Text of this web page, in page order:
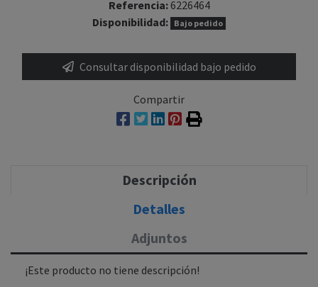
Referencia:6226464
Disponibilidad:
Bajo pedido
Consultar disponibilidad bajo pedido
Compartir
Descripción
Detalles
Adjuntos
¡Este producto no tiene descripción!